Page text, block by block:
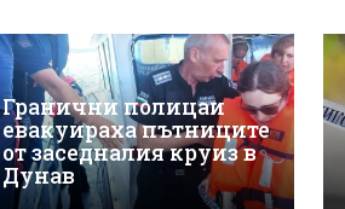
Гранични полицаи
евакуираха пътниците
от заседналия круиз в
Дунав